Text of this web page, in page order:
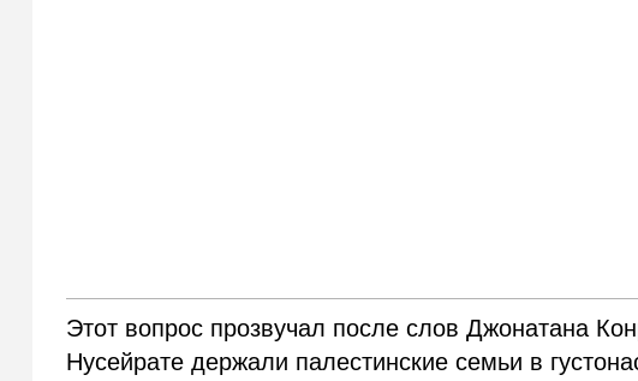
Этот вопрос прозвучал после слов Джонатана
Нусейрате держали палестинские семьи в